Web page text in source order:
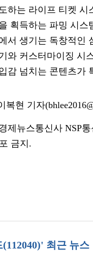
하는 라이프 티켓 시
획득하는 파밍 시스
서 생기는 독창적인
와 커스터마이징 시
감 넘치는 콘텐츠가
복현 기자
제뉴스통신사 NSP통
금지.
최근 뉴스